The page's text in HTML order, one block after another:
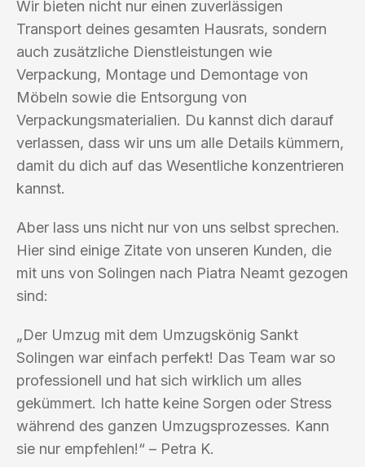
Wir bieten nicht nur einen zuverlässigen
Transport deines gesamten Hausrats, sondern
auch zusätzliche Dienstleistungen wie
Verpackung, Montage und Demontage von
Möbeln sowie die Entsorgung von
Verpackungsmaterialien. Du kannst dich darauf
verlassen, dass wir uns um alle Details kümmern,
damit du dich auf das Wesentliche konzentrieren
kannst.
Aber lass uns nicht nur von uns selbst sprechen.
Hier sind einige Zitate von unseren Kunden, die
mit uns von Solingen nach Piatra Neamt gezogen
sind:
„Der Umzug mit dem Umzugskönig Sankt
Solingen war einfach perfekt! Das Team war so
professionell und hat sich wirklich um alles
gekümmert. Ich hatte keine Sorgen oder Stress
während des ganzen Umzugsprozesses. Kann
sie nur empfehlen!“ – Petra K.